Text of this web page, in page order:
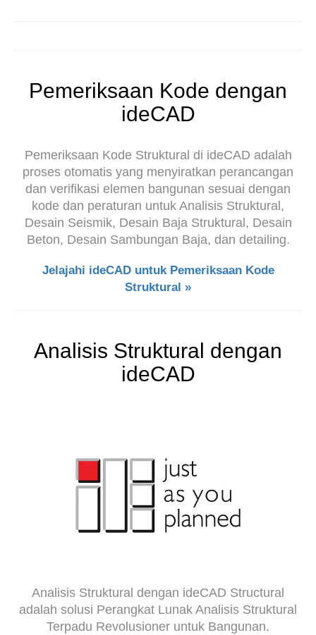
Pemeriksaan Kode dengan
ideCAD
Pemeriksaan Kode Struktural di ideCAD adalah
proses otomatis yang menyiratkan perancangan
dan verifikasi elemen bangunan sesuai dengan
kode dan peraturan untuk Analisis Struktural,
Desain Seismik, Desain Baja Struktural, Desain
Beton, Desain Sambungan Baja, dan detailing.
Jelajahi ideCAD untuk Pemeriksaan Kode
Struktural »
Analisis Struktural dengan
ideCAD
Analisis Struktural dengan ideCAD Structural
adalah solusi Perangkat Lunak Analisis Struktural
Terpadu Revolusioner untuk Bangunan.